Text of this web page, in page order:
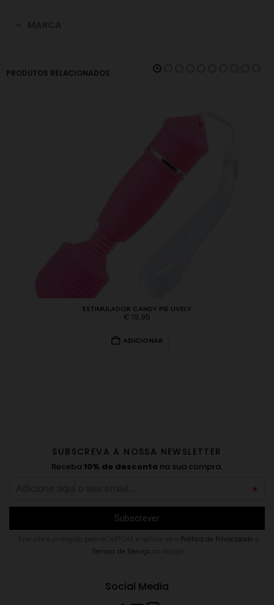
PRODUTOS RELACIONADOS
ESTIMULADOR CANDY PIE LIVELY
€ 19,95
ADICIONAR
SUBSCREVA A NOSSA NEWSLETTER
Receba 10% de desconto na sua compra.
Politica de Privacidade
Termos de Serviçoda Google.
Social Media